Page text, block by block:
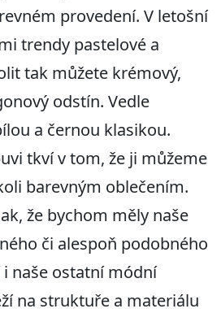
provedení. V letošní
trendy pastelové a
tak můžete krémový,
odstín. Vedle
a černou klasikou.
tkví v tom, že ji můžeme
barevným oblečením.
že bychom měly naše
či alespoň podobného
naše ostatní módní
na struktuře a materiálu